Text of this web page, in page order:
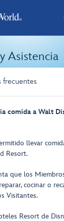
Asistencia
frecuentes
comida a Walt
llevar
Resort.
que los
cocinar o
Visitantes.
Resort de